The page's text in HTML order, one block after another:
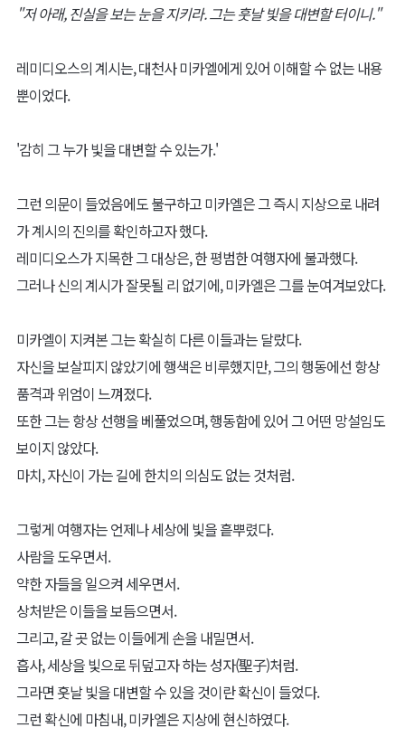
"저 아래, 진실을 보는 눈을 지키라. 그는 훗날 빛을 대변할 터이니."
레미디오스의 계시는, 대천사 미카엘에게 있어 이해할 수 없는 내용
뿐이었다.
'감히 그 누가 빛을 대변할 수 있는가.'
그런 의문이 들었음에도 불구하고 미카엘은 그 즉시 지상으로 내려
가 계시의 진의를 확인하고자 했다.
레미디오스가 지목한 그 대상은, 한 평범한 여행자에 불과했다.
그러나 신의 계시가 잘못될 리 없기에, 미카엘은 그를 눈여겨보았다.
미카엘이 지켜본 그는 확실히 다른 이들과는 달랐다.
자신을 보살피지 않았기에 행색은 비루했지만, 그의 행동에선 항상
품격과 위엄이 느껴졌다.
또한 그는 항상 선행을 베풀었으며, 행동함에 있어 그 어떤 망설임도
보이지 않았다.
마치, 자신이 가는 길에 한치의 의심도 없는 것처럼.
그렇게 여행자는 언제나 세상에 빛을 흩뿌렸다.
사람을 도우면서.
약한 자들을 일으켜 세우면서.
상처받은 이들을 보듬으면서.
그리고, 갈 곳 없는 이들에게 손을 내밀면서.
흡사, 세상을 빛으로 뒤덮고자 하는 성자(聖子)처럼.
그라면 훗날 빛을 대변할 수 있을 것이란 확신이 들었다.
그런 확신에 마침내, 미카엘은 지상에 현신하였다.